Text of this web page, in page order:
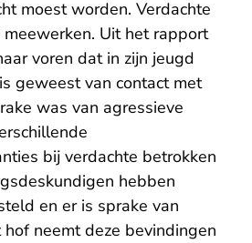
moest worden. Verdachte
Uit het rapport
voren dat in zijn jeugd
geweest van contact met
was van agressieve
bij verdachte betrokken
hebben
en er is sprake van
neemt deze bevindingen